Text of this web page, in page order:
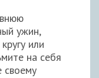
ужин,
или
на себя
своему